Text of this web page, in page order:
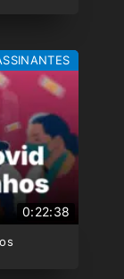
0:22:38